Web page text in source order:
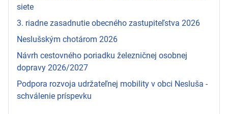
siete
3. riadne zasadnutie obecného zastupiteľstva 2026
Neslušským chotárom 2026
Návrh cestovného poriadku železničnej osobnej
dopravy 2026/2027
Podpora rozvoja udržateľnej mobility v obci Nesluša -
schválenie príspevku